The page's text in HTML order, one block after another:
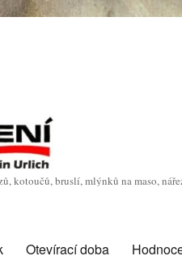
kotoučů, bruslí, mlýnků na maso,
Otevírací doba